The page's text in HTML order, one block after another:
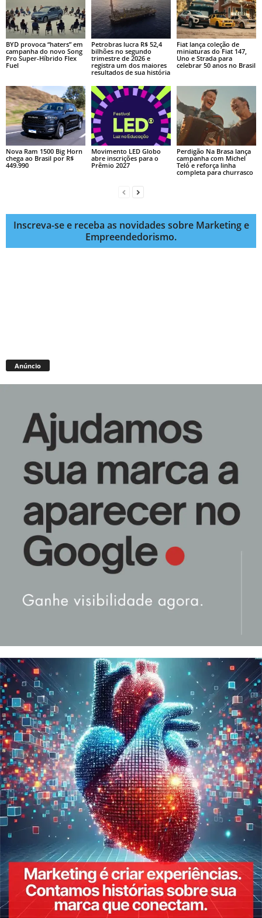
BYD provoca “haters” em
campanha do novo Song
Pro Super-Híbrido Flex
Fuel
Petrobras lucra R$ 52,4
bilhões no segundo
trimestre de 2026 e
registra um dos maiores
resultados de sua história
Fiat lança coleção de
miniaturas do Fiat 147,
Uno e Strada para
celebrar 50 anos no Brasil
Nova Ram 1500 Big Horn
chega ao Brasil por R$
449.990
Movimento LED Globo
abre inscrições para o
Prêmio 2027
Perdigão Na Brasa lança
campanha com Michel
Teló e reforça linha
completa para churrasco
Inscreva-se e receba as novidades sobre Marketing e
Empreendedorismo.
Anúncio